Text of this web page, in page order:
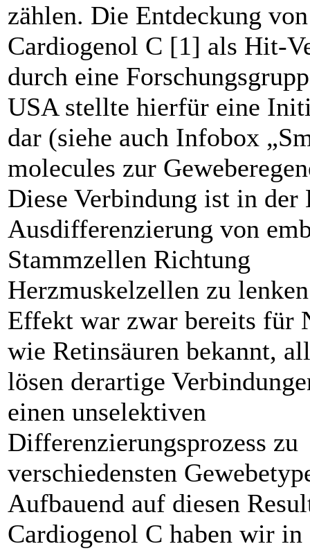
zählen. Die Entdeckung von
Cardiogenol C [1] als Hit-
durch eine
USA stellte hierfür eine
dar (siehe auch Infobox
molecules zur
Diese Verbindung ist in der
Ausdifferenzierung von
Stammzellen Richtung
Herzmuskelzellen zu
Effekt war zwar ­bereits für
wie Retinsäuren bekannt,
lösen derartige
einen unselektiven
Differenzierungsprozess zu
verschiedensten
Aufbauend auf diesen
Cardiogenol C haben wir in